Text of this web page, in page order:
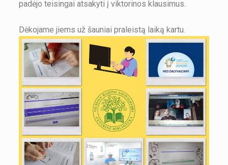
padėjo teisingai atsakyti į viktorinos klausimus.
Dėkojame jiems už šauniai praleistą laiką kartu.